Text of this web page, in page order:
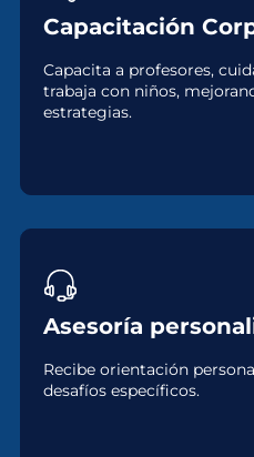
Capacitación
Capacita a profesores,
trabaja con niños,
estrategias.
Asesoría
Recibe orientación
desafíos específicos.